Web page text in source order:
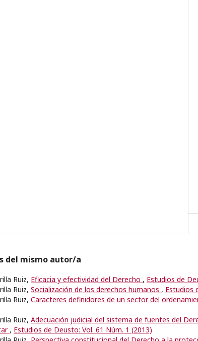
del mismo autor/a
Ruiz, Eficacia y efectividad del Derecho , Estudios de
Ruiz, Socialización de los derechos humanos , Estudios
Ruiz, Caracteres definidores de un sector del
Ruiz, Adecuación judicial del sistema de fuentes del
, Estudios de Deusto: Vol. 61 Núm. 1 (2013)